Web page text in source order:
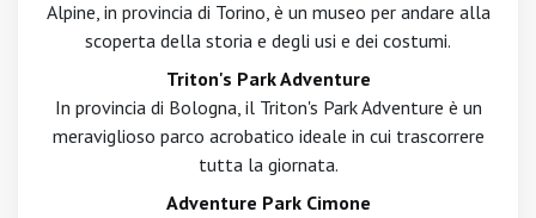
Alpine, in provincia di Torino, è un museo per andare alla
scoperta della storia e degli usi e dei costumi.
Triton's Park Adventure
In provincia di Bologna, il Triton's Park Adventure è un
meraviglioso parco acrobatico ideale in cui trascorrere
tutta la giornata.
Adventure Park Cimone